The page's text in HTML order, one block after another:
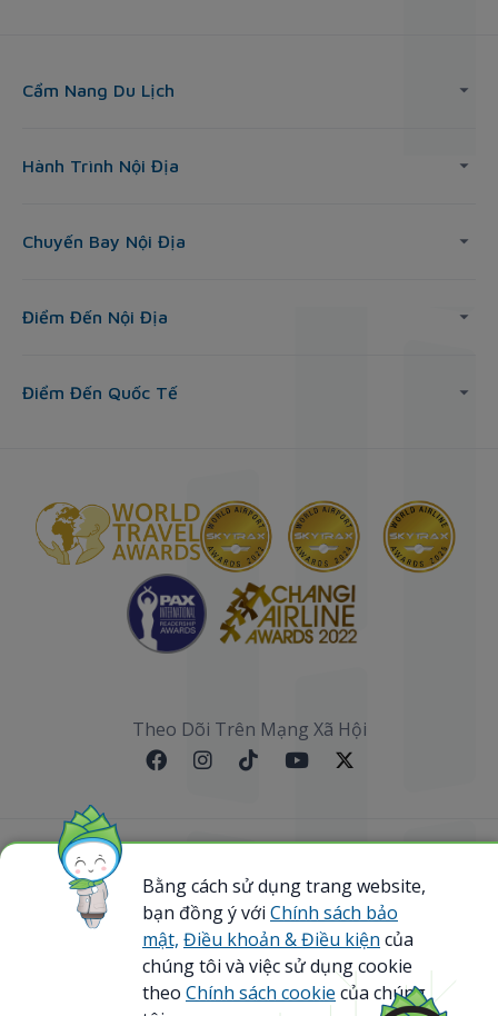
Cẩm Nang Du Lịch
Hành Trình Nội Địa
Chuyến Bay Nội Địa
Điểm Đến Nội Địa
Điểm Đến Quốc Tế
Theo Dõi Trên Mạng Xã Hội
Sơ đồ website
@ 2023 Bamboo Airways Copyright. All Rights
Reserved.
Business Registration Code: 0107867370
Bằng cách sử dụng trang website,
bạn đồng ý với Chính sách bảo
mật, Điều khoản & Điều kiện của
chúng tôi và việc sử dụng cookie
theo Chính sách cookie của chúng